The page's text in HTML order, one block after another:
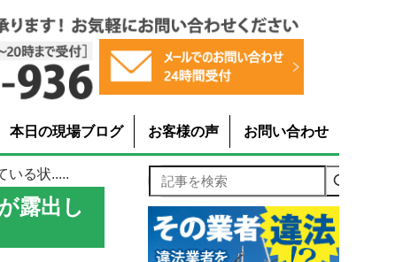
本日の現場ブログ お客様の声 お問い合わせ
いる状.....
露出し
記事を検索